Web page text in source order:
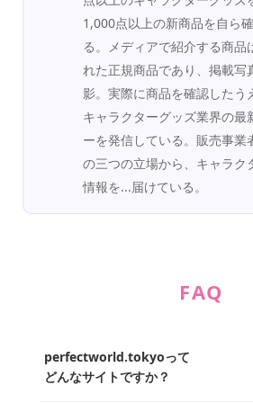
1,000点以上の新商品を自ら
る。メディアで紹介する商品
れた正規商品であり、掲載写
影。実際に商品を確認したう
キャラクターグッズ業界の最
ーを発信している。販売事業
の三つの立場から、キャラク
情報を...届けている。
FAQ
perfectworld.tokyoって
どんなサイトですか？